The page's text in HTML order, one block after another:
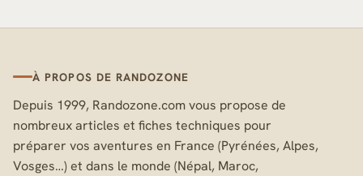
À PROPOS DE RANDOZONE
Depuis 1999, Randozone.com vous propose de
nombreux articles et fiches techniques pour
préparer vos aventures en France (Pyrénées, Alpes,
Vosges…) et dans le monde (Népal, Maroc,